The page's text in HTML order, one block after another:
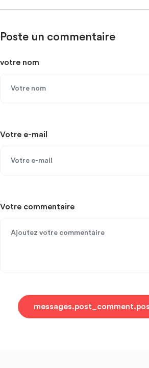
Poste un commentaire
votre nom
Votre e-mail
Votre commentaire